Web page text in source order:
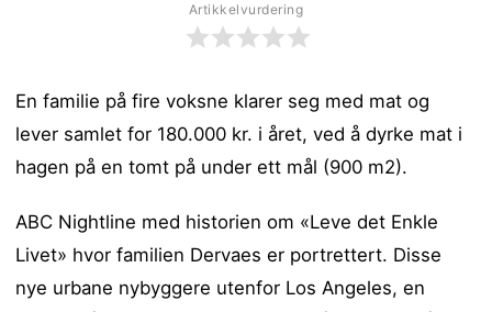
Artikkelvurdering
En familie på fire voksne klarer seg med mat og
lever samlet for 180.000 kr. i året, ved å dyrke mat i
hagen på en tomt på under ett mål (900 m2).
ABC Nightline med historien om «Leve det Enkle
Livet» hvor familien Dervaes er portrettert. Disse
nye urbane nybyggere utenfor Los Angeles, en